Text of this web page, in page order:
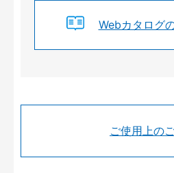
Webカタログ
ご使用上の